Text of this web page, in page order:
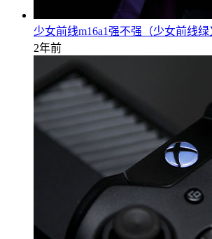
少女前线m16a1强不强（少女前线绿
2年前